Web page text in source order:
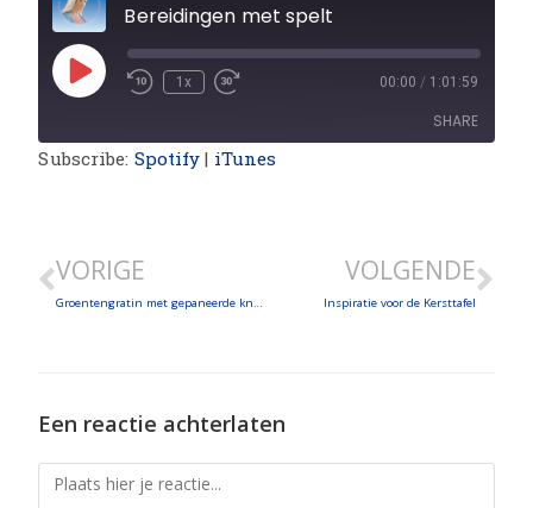
Bereidingen met spelt
1x 00:00 / 1:01:59
SHARE
Subscribe: Spotify | iTunes
VORIGE VOLGENDE
Inspiratie voor de Kersttafel
Een reactie achterlaten